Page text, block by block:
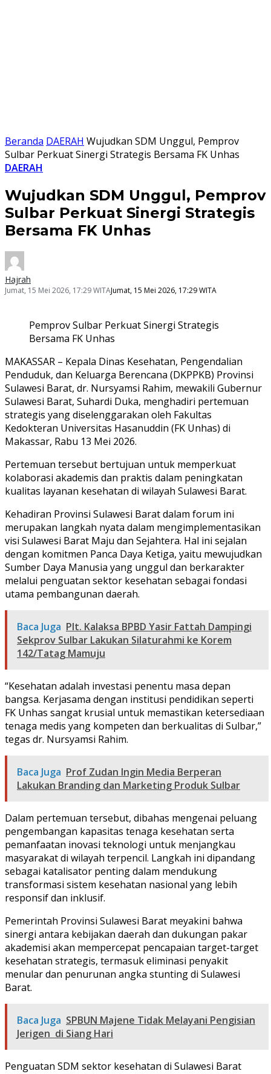
Beranda DAERAH Wujudkan SDM Unggul, Pemprov
Sulbar Perkuat Sinergi Strategis Bersama FK Unhas
DAERAH
Wujudkan SDM Unggul, Pemprov
Sulbar Perkuat Sinergi Strategis
Bersama FK Unhas
Hajrah
Jumat, 15 Mei 2026, 17:29 WITAJumat, 15 Mei 2026, 17:29 WITA
Pemprov Sulbar Perkuat Sinergi Strategis
Bersama FK Unhas
MAKASSAR – Kepala Dinas Kesehatan, Pengendalian
Penduduk, dan Keluarga Berencana (DKPPKB) Provinsi
Sulawesi Barat, dr. Nursyamsi Rahim, mewakili Gubernur
Sulawesi Barat, Suhardi Duka, menghadiri pertemuan
strategis yang diselenggarakan oleh Fakultas
Kedokteran Universitas Hasanuddin (FK Unhas) di
Makassar, Rabu 13 Mei 2026.
Pertemuan tersebut bertujuan untuk memperkuat
kolaborasi akademis dan praktis dalam peningkatan
kualitas layanan kesehatan di wilayah Sulawesi Barat.
Kehadiran Provinsi Sulawesi Barat dalam forum ini
merupakan langkah nyata dalam mengimplementasikan
visi Sulawesi Barat Maju dan Sejahtera. Hal ini sejalan
dengan komitmen Panca Daya Ketiga, yaitu mewujudkan
Sumber Daya Manusia yang unggul dan berkarakter
melalui penguatan sektor kesehatan sebagai fondasi
utama pembangunan daerah.
Baca Juga Plt. Kalaksa BPBD Yasir Fattah Dampingi
Sekprov Sulbar Lakukan Silaturahmi ke Korem
142/Tatag Mamuju
“Kesehatan adalah investasi penentu masa depan
bangsa. Kerjasama dengan institusi pendidikan seperti
FK Unhas sangat krusial untuk memastikan ketersediaan
tenaga medis yang kompeten dan berkualitas di Sulbar,”
tegas dr. Nursyamsi Rahim.
Baca Juga Prof Zudan Ingin Media Berperan
Lakukan Branding dan Marketing Produk Sulbar
Dalam pertemuan tersebut, dibahas mengenai peluang
pengembangan kapasitas tenaga kesehatan serta
pemanfaatan inovasi teknologi untuk menjangkau
masyarakat di wilayah terpencil. Langkah ini dipandang
sebagai katalisator penting dalam mendukung
transformasi sistem kesehatan nasional yang lebih
responsif dan inklusif.
Pemerintah Provinsi Sulawesi Barat meyakini bahwa
sinergi antara kebijakan daerah dan dukungan pakar
akademisi akan mempercepat pencapaian target-target
kesehatan strategis, termasuk eliminasi penyakit
menular dan penurunan angka stunting di Sulawesi
Barat.
Baca Juga SPBUN Majene Tidak Melayani Pengisian
Jerigen di Siang Hari
Penguatan SDM sektor kesehatan di Sulawesi Barat